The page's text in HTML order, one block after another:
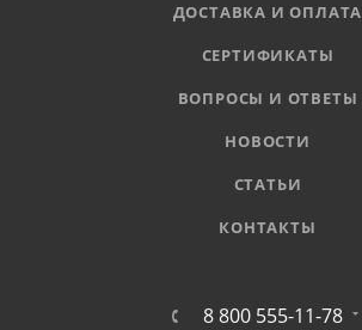
ДОСТАВКА И ОПЛАТА
СЕРТИФИКАТЫ
ВОПРОСЫ И ОТВЕТЫ
НОВОСТИ
СТАТЬИ
КОНТАКТЫ
8 800 555-11-78